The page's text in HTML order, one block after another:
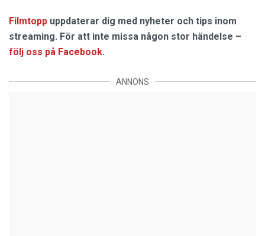
Filmtopp uppdaterar dig med nyheter och tips inom
streaming. För att inte missa någon stor händelse –
följ oss på Facebook.
ANNONS